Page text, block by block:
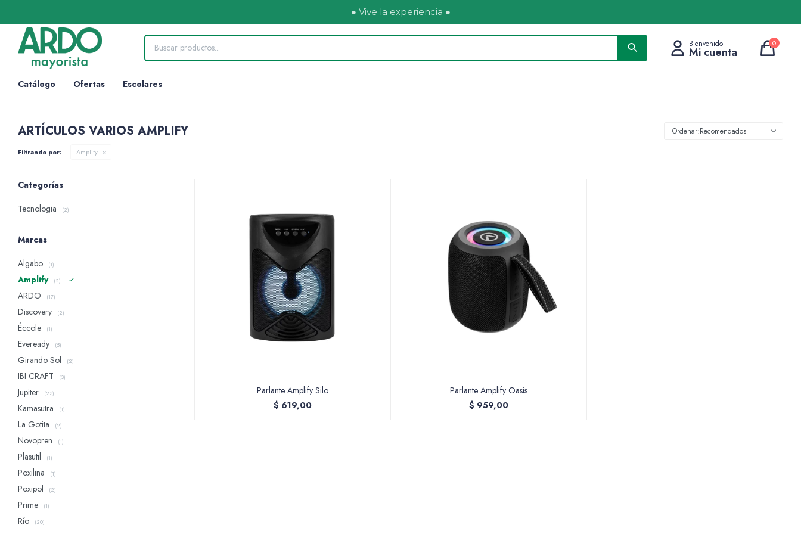
● Vive la experiencia ●
Catálogo Ofertas Escolares
0
ARTÍCULOS VARIOS AMPLIFY Recomendados
Filtrando por: Amplify
Parlante Amplify Silo
$ 619,00
Parlante Amplify Oasis
$ 959,00
Categorías
Tecnologia
(2)
Marcas
Algabo
(1)
Amplify (2)
ARDO (17)
Discovery (2)
Éccole (1)
Eveready (5)
Girando Sol (2)
IBI CRAFT (3)
Jupiter (23)
Kamasutra (1)
La Gotita (2)
Novopren (1)
Plasutil (1)
Poxilina (1)
Poxipol (2)
Prime (1)
Río (20)